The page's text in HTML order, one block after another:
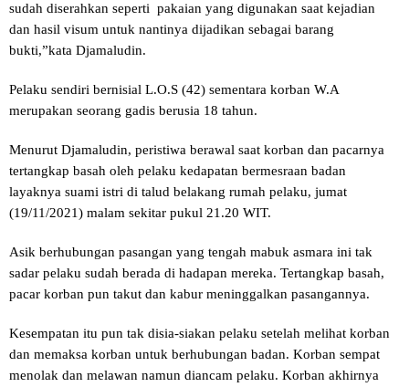
sudah diserahkan seperti pakaian yang digunakan saat kejadian
dan hasil visum untuk nantinya dijadikan sebagai barang
bukti,”kata Djamaludin.
Pelaku sendiri bernisial L.O.S (42) sementara korban W.A
merupakan seorang gadis berusia 18 tahun.
Menurut Djamaludin, peristiwa berawal saat korban dan pacarnya
tertangkap basah oleh pelaku kedapatan bermesraan badan
layaknya suami istri di talud belakang rumah pelaku, jumat
(19/11/2021) malam sekitar pukul 21.20 WIT.
Asik berhubungan pasangan yang tengah mabuk asmara ini tak
sadar pelaku sudah berada di hadapan mereka. Tertangkap basah,
pacar korban pun takut dan kabur meninggalkan pasangannya.
Kesempatan itu pun tak disia-siakan pelaku setelah melihat korban
dan memaksa korban untuk berhubungan badan. Korban sempat
menolak dan melawan namun diancam pelaku. Korban akhirnya